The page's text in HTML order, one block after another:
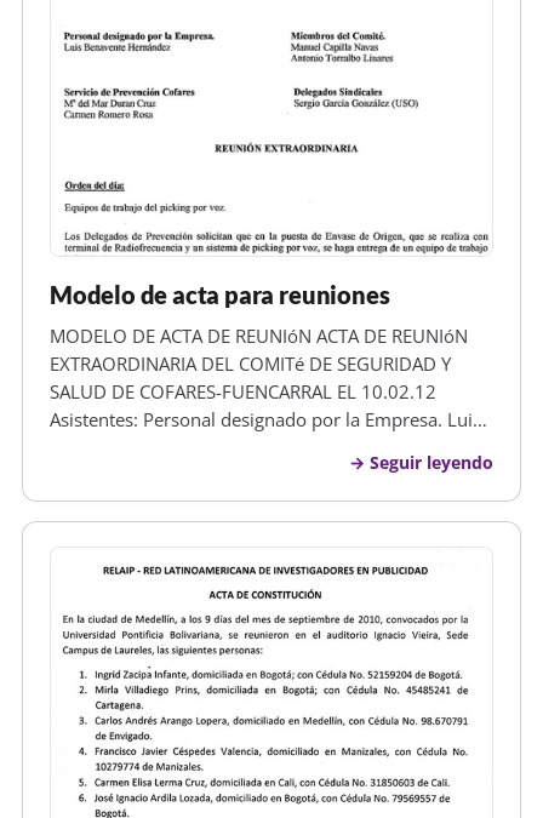
Modelo de acta para reuniones
MODELO DE ACTA DE REUNIóN ACTA DE REUNIóN
EXTRAORDINARIA DEL COMITé DE SEGURIDAD Y
SALUD DE COFARES-FUENCARRAL EL 10.02.12
Asistentes: Personal designado por la Empresa. Luis
Cofares M&ordf; del Mar Duran Cruz Carmen
Romero Rosa Miembros del Comité. Manuel Capilla
Seguir leyendo